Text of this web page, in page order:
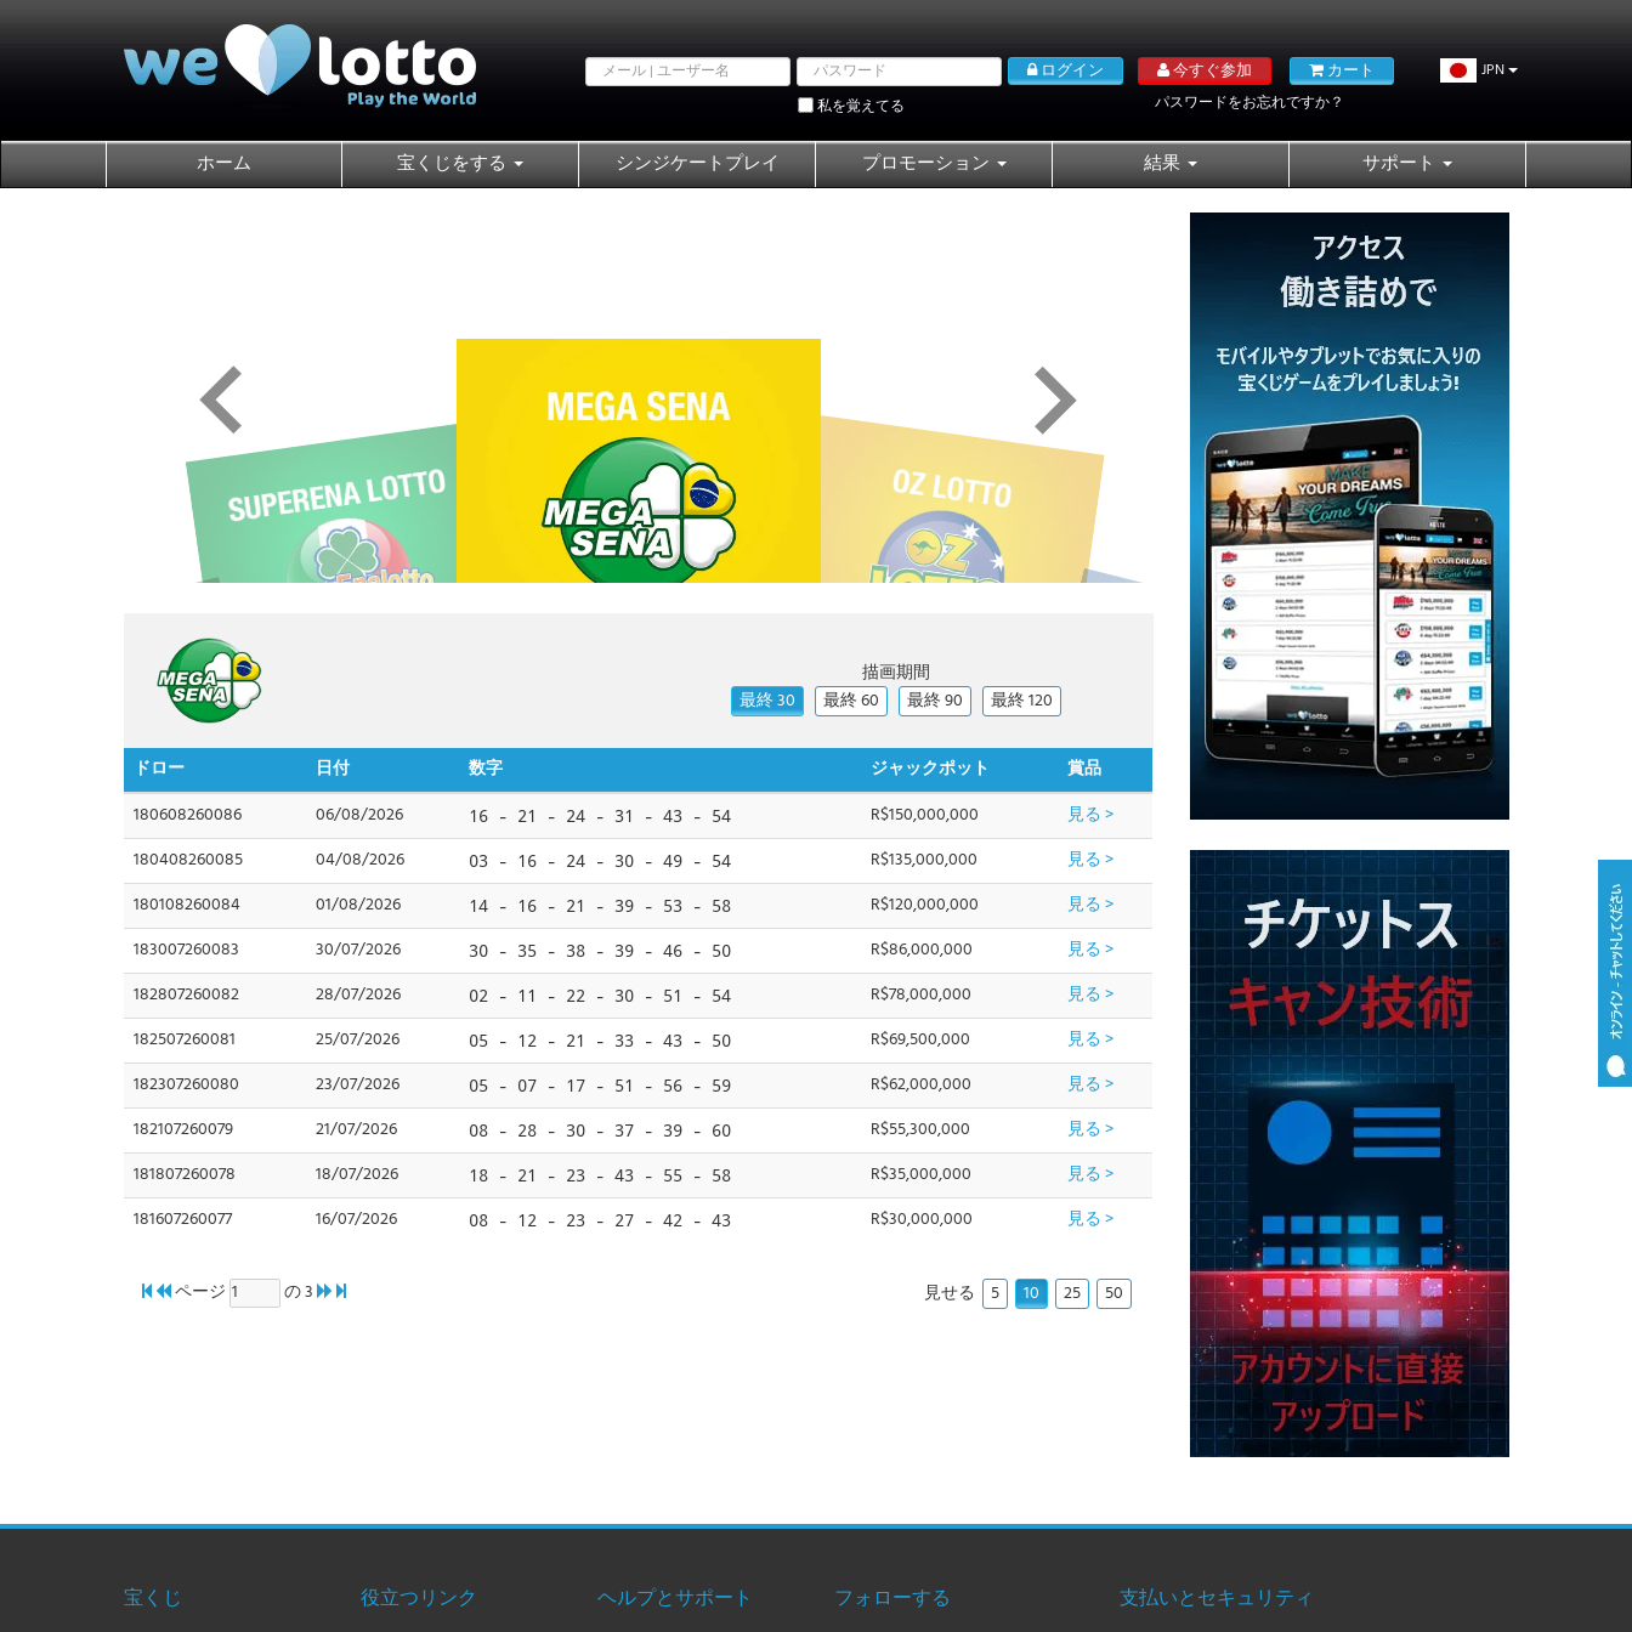
Email
address
Password ログイン
私を覚えてる
今すぐ参加
パスワードをお忘れですか？
カート JPN
ホーム 宝くじをする シンジケートプレイ プロモーション 結果 サポート
描画期間
最終 30
最終 60 最終 90 最終 120
ドロー 日付 数字 ジャックポット
賞品
180608260086
06/08/2026 16 - 21 - 24 - 31 - 43 - 54 R$150,000,000
見る >
180408260085
04/08/2026 03 - 16 - 24 - 30 - 49 - 54 R$135,000,000
見る >
180108260084
01/08/2026 14 - 16 - 21 - 39 - 53 - 58 R$120,000,000
見る >
183007260083
30/07/2026 30 - 35 - 38 - 39 - 46 - 50 R$86,000,000
見る >
182807260082
28/07/2026 02 - 11 - 22 - 30 - 51 - 54 R$78,000,000
見る >
182507260081
25/07/2026 05 - 12 - 21 - 33 - 43 - 50 R$69,500,000
見る >
182307260080
23/07/2026 05 - 07 - 17 - 51 - 56 - 59 R$62,000,000
見る >
182107260079
21/07/2026 08 - 28 - 30 - 37 - 39 - 60 R$55,300,000
見る >
181807260078
18/07/2026 18 - 21 - 23 - 43 - 55 - 58 R$35,000,000
見る >
181607260077
16/07/2026 08 - 12 - 23 - 27 - 42 - 43 R$30,000,000 見る >
ページ の 3 見せる 5 10 25 50
宝くじ 役立つリンク ヘルプとサポート フォローする 支払いとセキュリティ